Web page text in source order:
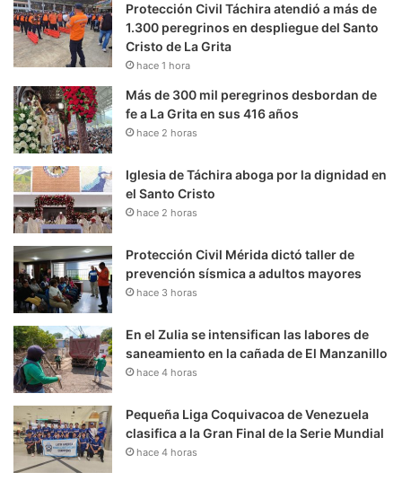
Protección Civil Táchira atendió a más de
1.300 peregrinos en despliegue del Santo
Cristo de La Grita
hace 1 hora
Más de 300 mil peregrinos desbordan de
fe a La Grita en sus 416 años
hace 2 horas
Iglesia de Táchira aboga por la dignidad en
el Santo Cristo
hace 2 horas
Protección Civil Mérida dictó taller de
prevención sísmica a adultos mayores
hace 3 horas
En el Zulia se intensifican las labores de
saneamiento en la cañada de El Manzanillo
hace 4 horas
Pequeña Liga Coquivacoa de Venezuela
clasifica a la Gran Final de la Serie Mundial
hace 4 horas